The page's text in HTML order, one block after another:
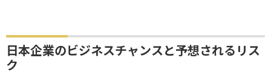
日本企業のビジネスチャンスと予想されるリス
ク